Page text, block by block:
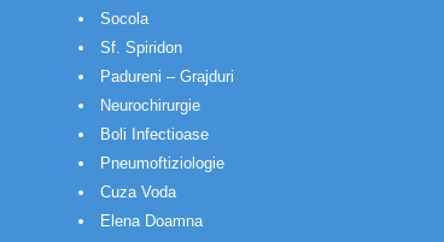
Socola
Sf. Spiridon
Padureni – Grajduri
Neurochirurgie
Boli Infectioase
Pneumoftiziologie
Cuza Voda
Elena Doamna